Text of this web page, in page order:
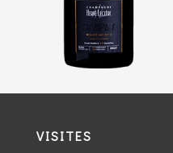
VISITES